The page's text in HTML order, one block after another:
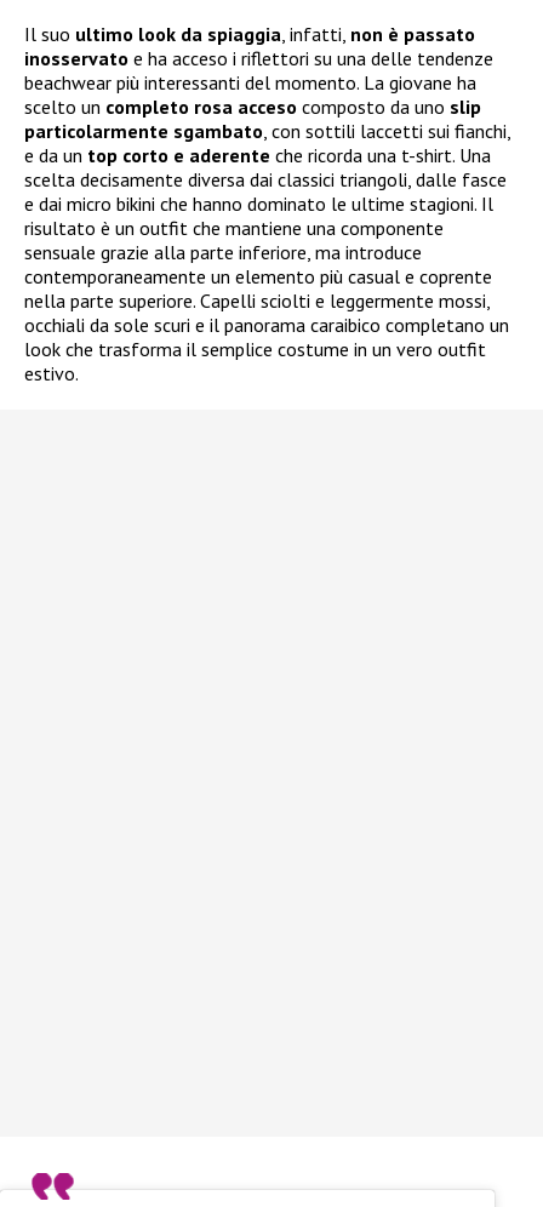
Il suo ultimo look da spiaggia, infatti, non è passato
inosservato e ha acceso i riflettori su una delle tendenze
beachwear più interessanti del momento. La giovane ha
scelto un completo rosa acceso composto da uno slip
particolarmente sgambato, con sottili laccetti sui fianchi,
e da un top corto e aderente che ricorda una t-shirt. Una
scelta decisamente diversa dai classici triangoli, dalle fasce
e dai micro bikini che hanno dominato le ultime stagioni. Il
risultato è un outfit che mantiene una componente
sensuale grazie alla parte inferiore, ma introduce
contemporaneamente un elemento più casual e coprente
nella parte superiore. Capelli sciolti e leggermente mossi,
occhiali da sole scuri e il panorama caraibico completano un
look che trasforma il semplice costume in un vero outfit
estivo.